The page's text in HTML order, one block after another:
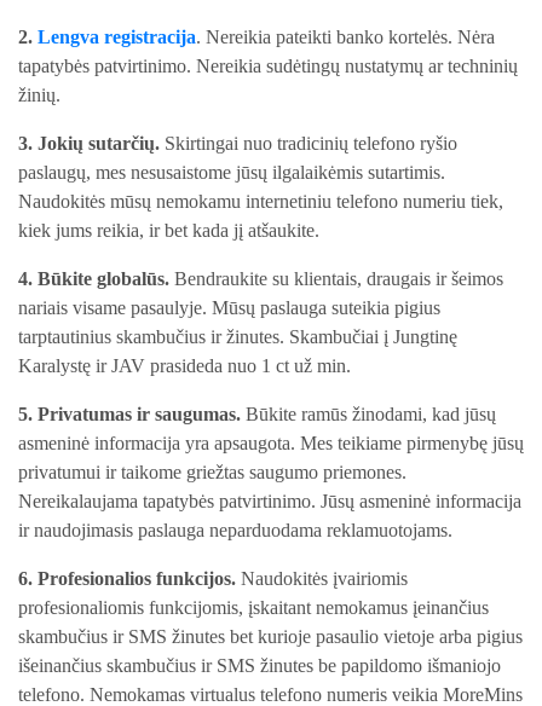
2. Lengva registracija. Nereikia pateikti banko kortelės. Nėra
tapatybės patvirtinimo. Nereikia sudėtingų nustatymų ar techninių
žinių.
3. Jokių sutarčių. Skirtingai nuo tradicinių telefono ryšio
paslaugų, mes nesusaistome jūsų ilgalaikėmis sutartimis.
Naudokitės mūsų nemokamu internetiniu telefono numeriu tiek,
kiek jums reikia, ir bet kada jį atšaukite.
4. Būkite globalūs. Bendraukite su klientais, draugais ir šeimos
nariais visame pasaulyje. Mūsų paslauga suteikia pigius
tarptautinius skambučius ir žinutes. Skambučiai į Jungtinę
Karalystę ir JAV prasideda nuo 1 ct už min.
5. Privatumas ir saugumas. Būkite ramūs žinodami, kad jūsų
asmeninė informacija yra apsaugota. Mes teikiame pirmenybę jūsų
privatumui ir taikome griežtas saugumo priemones.
Nereikalaujama tapatybės patvirtinimo. Jūsų asmeninė informacija
ir naudojimasis paslauga neparduodama reklamuotojams.
6. Profesionalios funkcijos. Naudokitės įvairiomis
profesionaliomis funkcijomis, įskaitant nemokamus įeinančius
skambučius ir SMS žinutes bet kurioje pasaulio vietoje arba pigius
išeinančius skambučius ir SMS žinutes be papildomo išmaniojo
telefono. Nemokamas virtualus telefono numeris veikia MoreMins